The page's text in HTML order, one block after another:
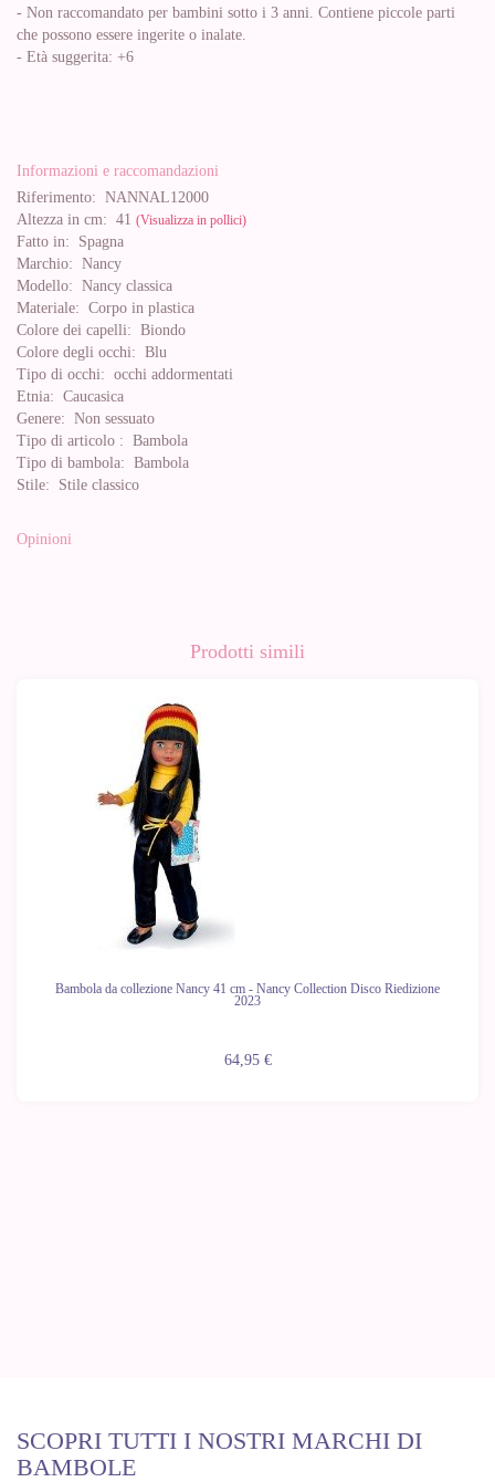
- Non raccomandato per bambini sotto i 3 anni. Contiene piccole parti
che possono essere ingerite o inalate.
- Età suggerita: +6
Informazioni e raccomandazioni
Riferimento: NANNAL12000
Altezza in cm: 41 (Visualizza in pollici)
Fatto in: Spagna
Marchio: Nancy
Modello: Nancy classica
Materiale: Corpo in plastica
Colore dei capelli: Biondo
Colore degli occhi: Blu
Tipo di occhi: occhi addormentati
Etnia: Caucasica
Genere: Non sessuato
Tipo di articolo : Bambola
Tipo di bambola: Bambola
Stile: Stile classico
Opinioni
Prodotti simili
Bambola da collezione Nancy 41 cm - Nancy Collection Disco Riedizione
2023
64,95 €
SCOPRI TUTTI I NOSTRI MARCHI DI
BAMBOLE